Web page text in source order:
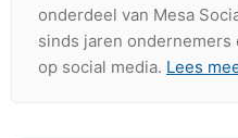
onderdeel van Mesa
sinds jaren
op social media. Lees